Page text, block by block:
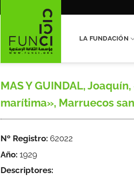
LA FUNDACIÓN
MAS Y GUINDAL,
marítima», Marruecos
Nº Registro: 62022
Año: 1929
Descriptores: